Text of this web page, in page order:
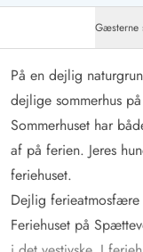
Gæsterne
På en dejlig
dejlige sommerhus
Sommerhuset har
af på ferien. Jeres
feriehuset.
Dejlig
Feriehuset på